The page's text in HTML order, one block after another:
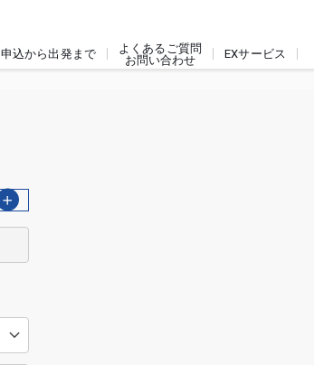
申込から出発まで
よくあるご質問
お問い合わせ
EXサービス